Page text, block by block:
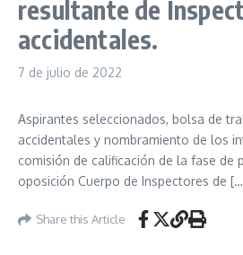
resultante de
accidentales.
7 de julio de 2022
Aspirantes seleccionados, bolsa de
accidentales y nombramiento de los
comisión de calificación de la fase de
oposición Cuerpo de Inspectores de
Share this Article